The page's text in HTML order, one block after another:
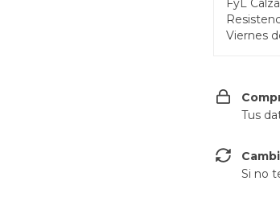
FyL
Viernes
Tus
Si no